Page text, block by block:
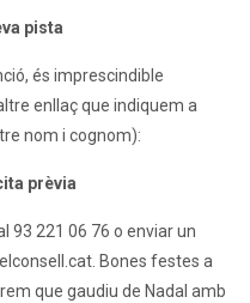
pista
és imprescindible
enllaç que indiquem a
nom i cognom):
prèvia
93 221 06 76 o enviar un
Bones festes a
que gaudiu de Nadal amb